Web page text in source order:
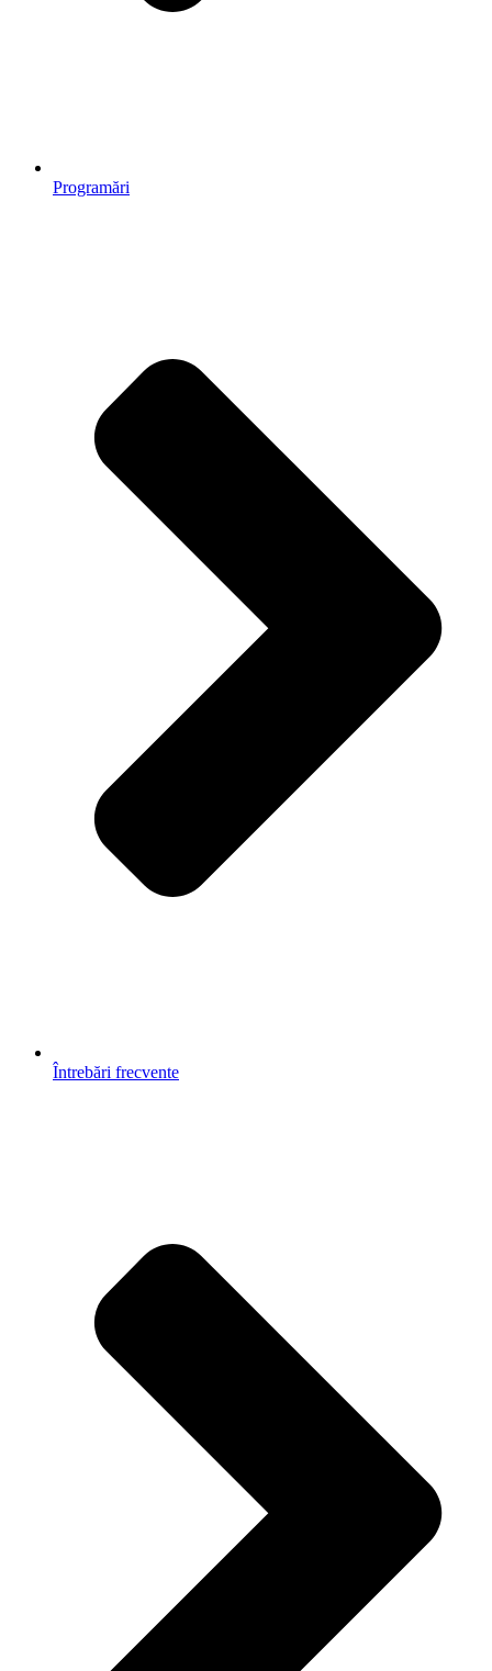
Programări
Întrebări frecvente